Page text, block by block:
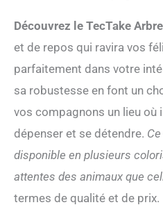
Découvrez le TecTake
et de repos qui ravira vos
parfaitement dans votre
sa robustesse en font un
vos compagnons un lieu où
dépenser et se détendre.
disponible en plusieurs
attentes des animaux que
termes de qualité et de prix.